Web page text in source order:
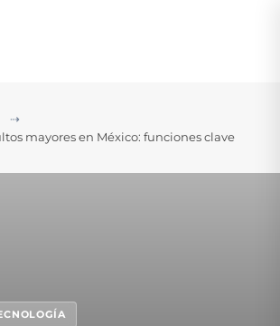
⇢
mayores en México: funciones clave